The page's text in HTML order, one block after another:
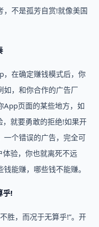
，不是孤芳自赏!就像美国
在确定赚钱模式后，你
如，和你合作的广告厂
App页面的某些地方，如
就要勇敢的拒绝!如果开
一个错误的广告，完全可
验，你也就离死不远
能赚，哪些钱不能赚。
乎!
，而况于无算乎!”。开